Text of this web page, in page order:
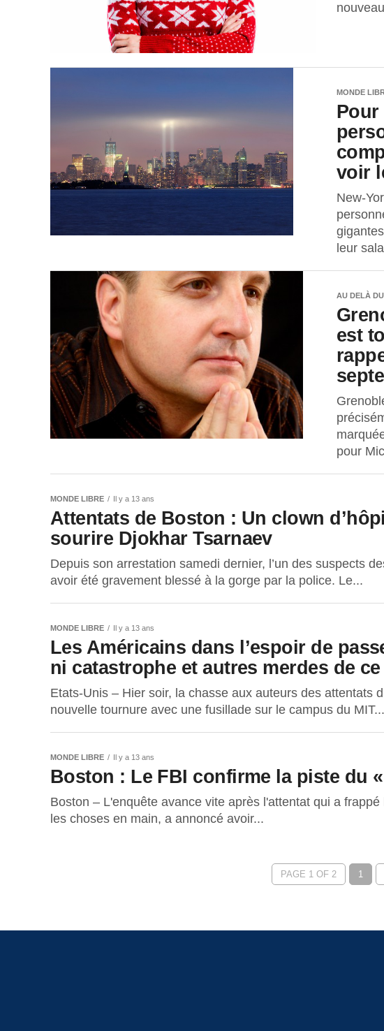
MONDE
Pour
voir
New-
leur
AU DELÀ
est
pour
MONDE LIBRE Il y a 13 ans
Attentats de Boston : Un clown
sourire Djokhar Tsarnaev
Depuis son arrestation samedi dernier, l’un des suspects
avoir été gravement blessé à la gorge par la police. Le...
MONDE LIBRE Il y a 13 ans
Les Américains dans l’espoir de
ni catastrophe et autres merdes de
Etats-Unis – Hier soir, la chasse aux auteurs des attentats
nouvelle tournure avec une fusillade sur le campus du MIT...
MONDE LIBRE Il y a 13 ans
Boston : Le FBI confirme la piste du
Boston – L'enquête avance vite après l'attentat qui a
les choses en main, a annoncé avoir...
PAGE 1 OF 2 1